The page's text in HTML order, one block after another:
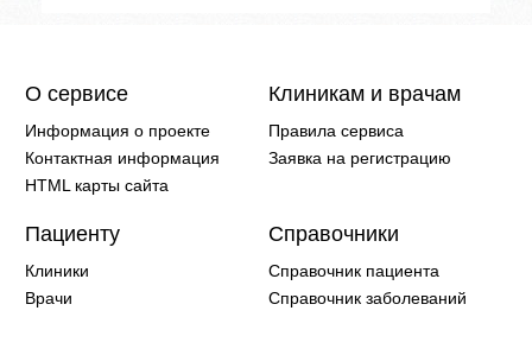
О сервисе
Информация о проекте
Контактная информация
HTML карты сайта
Клиникам и врачам
Правила сервиса
Заявка на регистрацию
Пациенту
Клиники
Врачи
Справочники
Справочник пациента
Справочник заболеваний